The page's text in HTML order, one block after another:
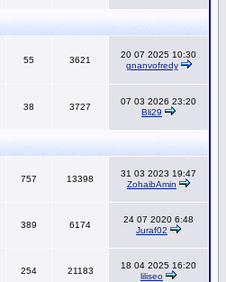
55 3621
20 07 2025 10:30
gnanvofredy
38 3727
07 03 2026 23:20
Bli29
757 13398
31 03 2023 19:47
ZohaibAmin
389 6174
24 07 2020 6:48
Juraf02
254 21183
18 04 2025 16:20
liliseo